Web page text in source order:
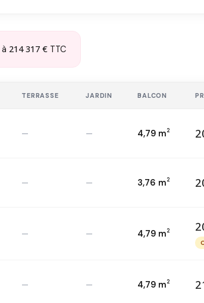
à 214 317 € TTC
TERRASSE JARDIN BALCON
— — 4,79 m2
— — 3,76 m2
— — 4,79 m2
2
— — 4,79 m2